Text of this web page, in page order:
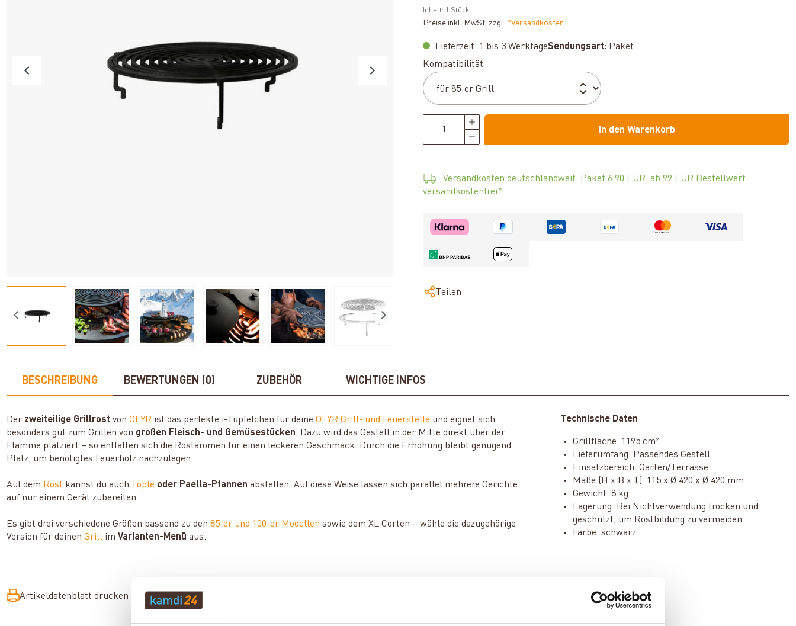
Inhalt: 1 Stück
Preise inkl. MwSt. zzgl. *Versandkosten
Lieferzeit: 1 bis 3 WerktageSendungsart: Paket
Kompatibilität
In den Warenkorb
Versandkosten deutschlandweit: Paket 6,90 EUR, ab 99 EUR Bestellwert
versandkostenfrei*
Teilen
BESCHREIBUNG BEWERTUNGEN (0) ZUBEHÖR WICHTIGE INFOS
Der zweiteilige Grillrost vonOFYR ist das perfekte i-Tüpfelchen für deineOFYR Grill- und Feuerstelle und eignet sich
besonders gut zum Grillen von großen Fleisch- und Gemüsestücken. Dazu wird das Gestell in der Mitte direkt über der
Flamme platziert – so entfalten sich die Röstaromen für einen leckeren Geschmack. Durch die Erhöhung bleibt genügend
Platz, um benötigtes Feuerholz nachzulegen.
Auf dem Rost kannst du auch Töpfe oder Paella-Pfannen abstellen. Auf diese Weise lassen sich parallel mehrere Gerichte
auf nur einem Gerät zubereiten.
Es gibt drei verschiedene Größen passend zu den85-er und 100-er Modellen sowie dem XL Corten – wähle die dazugehörige
Version für deinenGrill imVarianten-Menü aus.
Technische Daten
Grillfläche: 1195 cm²
Lieferumfang: Passendes Gestell
Einsatzbereich: Garten/Terrasse
Maße (H x B x T): 115 x Ø 420 x Ø 420 mm
Gewicht: 8 kg
Lagerung: Bei Nichtverwendung trocken und
geschützt, um Rostbildung zu vermeiden
Farbe: schwarz
Artikeldatenblatt drucken Frage zum Artikel